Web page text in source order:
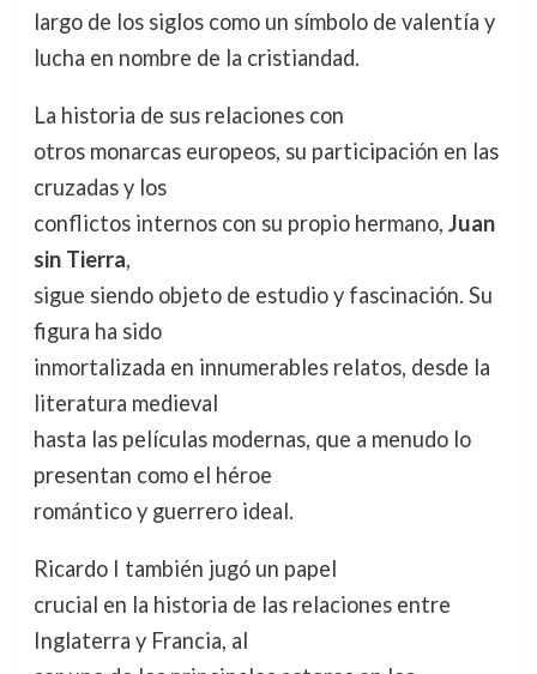
largo de los siglos como un símbolo de valentía y
lucha en nombre de la cristiandad.
La historia de sus relaciones con
otros monarcas europeos, su participación en las
cruzadas y los
conflictos internos con su propio hermano, Juan
sin Tierra,
sigue siendo objeto de estudio y fascinación. Su
figura ha sido
inmortalizada en innumerables relatos, desde la
literatura medieval
hasta las películas modernas, que a menudo lo
presentan como el héroe
romántico y guerrero ideal.
Ricardo I también jugó un papel
crucial en la historia de las relaciones entre
Inglaterra y Francia, al